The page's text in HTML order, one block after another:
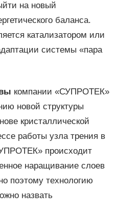
на новый
баланса.
катализатором или
системы «пара
компании «СУПРОТЕК»
новой структуры
кристаллической
работы узла трения в
происходит
наращивание слоев
поэтому технологию
назвать